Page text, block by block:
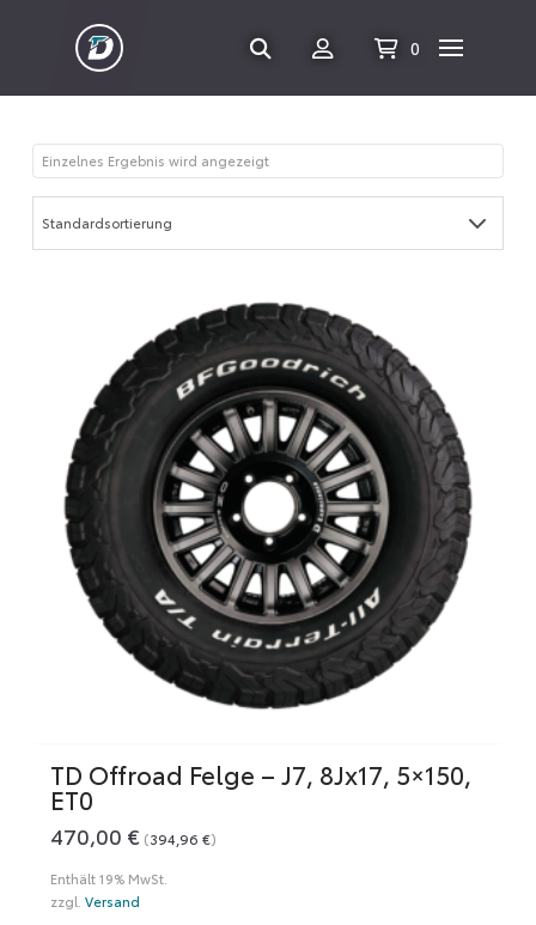
0
Einzelnes Ergebnis wird angezeigt
TD Offroad Felge – J7, 8Jx17, 5×150,
ET0
470,00 € (394,96 €)
Enthält 19% MwSt.
zzgl. Versand